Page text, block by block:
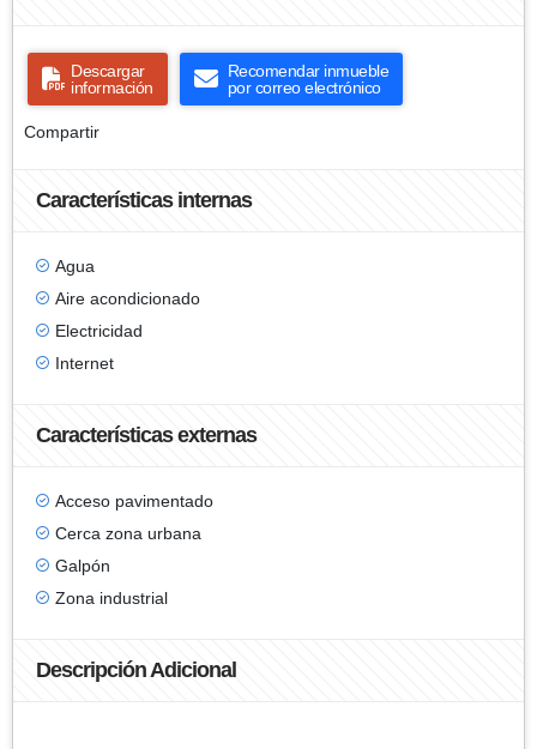
Descargar
información
Recomendar inmueble
por correo electrónico
Compartir
Características internas
Agua
Aire acondicionado
Electricidad
Internet
Características externas
Acceso pavimentado
Cerca zona urbana
Galpón
Zona industrial
Descripción Adicional